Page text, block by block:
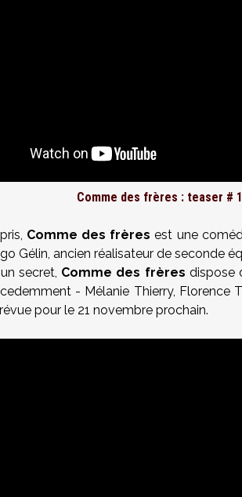
Comme des frères : teaser # 1
Comme des frères est une
Gélin, ancien réalisateur de seconde
secret, Comme des frères dispose
- Mélanie Thierry, Florence
pour le 21 novembre prochain.